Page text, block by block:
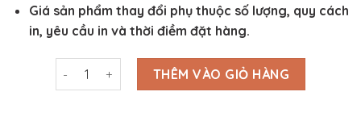
Giá sản phẩm thay đổi phụ thuộc số lượng, quy cách
in, yêu cầu in và thời điềm đặt hàng.
Bộ Sổ Tay Bút Kim Loại In Logo - BQT3S031 số lượng
THÊM VÀO GIỎ HÀNG